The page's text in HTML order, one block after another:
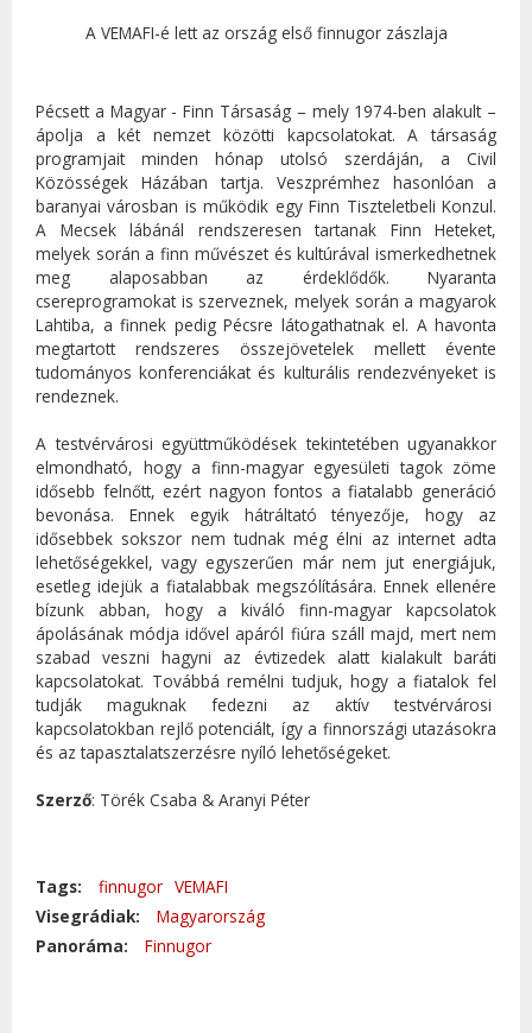
A VEMAFI-é lett az ország első finnugor zászlaja
Pécsett a Magyar - Finn Társaság – mely 1974-ben alakult –
ápolja a két nemzet közötti kapcsolatokat. A társaság
programjait minden hónap utolsó szerdáján, a Civil
Közösségek Házában tartja. Veszprémhez hasonlóan a
baranyai városban is működik egy Finn Tiszteletbeli Konzul.
A Mecsek lábánál rendszeresen tartanak Finn Heteket,
melyek során a finn művészet és kultúrával ismerkedhetnek
meg alaposabban az érdeklődők. Nyaranta
csereprogramokat is szerveznek, melyek során a magyarok
Lahtiba, a finnek pedig Pécsre látogathatnak el. A havonta
megtartott rendszeres összejövetelek mellett évente
tudományos konferenciákat és kulturális rendezvényeket is
rendeznek.
A testvérvárosi együttműködések tekintetében ugyanakkor
elmondható, hogy a finn-magyar egyesületi tagok zöme
idősebb felnőtt, ezért nagyon fontos a fiatalabb generáció
bevonása. Ennek egyik hátráltató tényezője, hogy az
idősebbek sokszor nem tudnak még élni az internet adta
lehetőségekkel, vagy egyszerűen már nem jut energiájuk,
esetleg idejük a fiatalabbak megszólítására. Ennek ellenére
bízunk abban, hogy a kiváló finn-magyar kapcsolatok
ápolásának módja idővel apáról fiúra száll majd, mert nem
szabad veszni hagyni az évtizedek alatt kialakult baráti
kapcsolatokat. Továbbá remélni tudjuk, hogy a fiatalok fel
tudják maguknak fedezni az aktív testvérvárosi
kapcsolatokban rejlő potenciált, így a finnországi utazásokra
és az tapasztalatszerzésre nyíló lehetőségeket.
Szerző: Törék Csaba & Aranyi Péter
Tags: finnugor VEMAFI
Visegrádiak:
Magyarország
Panoráma:
Finnugor